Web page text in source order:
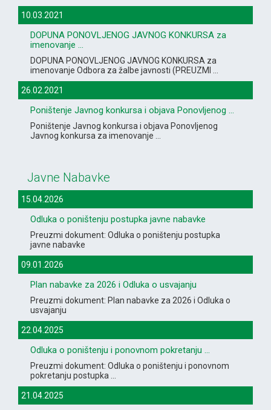
10.03.2021
DOPUNA PONOVLJENOG JAVNOG KONKURSA za
imenovanje ...
DOPUNA PONOVLJENOG JAVNOG KONKURSA za
imenovanje Odbora za žalbe javnosti (PREUZMI ...
26.02.2021
Poništenje Javnog konkursa i objava Ponovljenog ...
Poništenje Javnog konkursa i objava Ponovljenog
Javnog konkursa za imenovanje ...
Javne Nabavke
15.04.2026
Odluka o poništenju postupka javne nabavke
Preuzmi dokument: Odluka o poništenju postupka
javne nabavke
09.01.2026
Plan nabavke za 2026 i Odluka o usvajanju
Preuzmi dokument: Plan nabavke za 2026 i Odluka o
usvajanju
22.04.2025
Odluka o poništenju i ponovnom pokretanju ...
Preuzmi dokument: Odluka o poništenju i ponovnom
pokretanju postupka ...
21.04.2025